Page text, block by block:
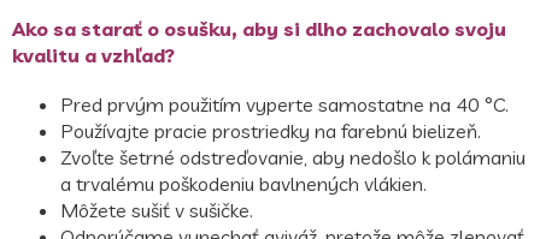
Ako sa starať o osušku, aby si dlho zachovalo svoju
kvalitu a vzhľad?
Pred prvým použitím vyperte samostatne na 40 °C.
Používajte pracie prostriedky na farebnú bielizeň.
Zvoľte šetrné odstreďovanie, aby nedošlo k polámaniu
a trvalému poškodeniu bavlnených vlákien.
Môžete sušiť v sušičke.